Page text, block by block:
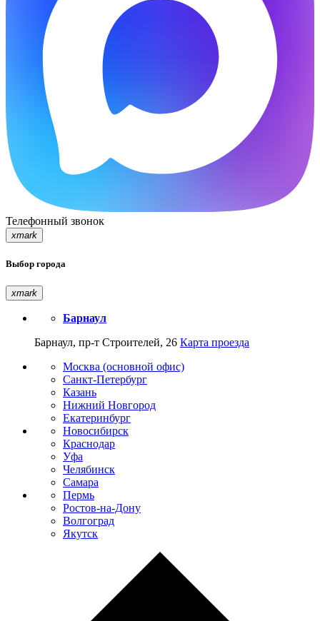
Телефонный звонок
xmark
Выбор города
xmark
Барнаул
Барнаул, пр-т Строителей, 26 Карта проезда
Москва (основной офис)
Санкт-Петербург
Казань
Нижний Новгород
Екатеринбург
Новосибирск
Краснодар
Уфа
Челябинск
Самара
Пермь
Ростов-на-Дону
Волгоград
Якутск